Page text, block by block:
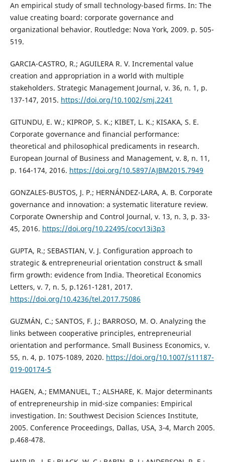
An empirical study of small technology-based firms. In: The
value creating board: corporate governance and
organizational behavior. Routledge: Nova York, 2009. p. 505-
519.
GARCIA-CASTRO, R.; AGUILERA R. V. Incremental value
creation and appropriation in a world with multiple
stakeholders. Strategic Management Journal, v. 36, n. 1, p.
137-147, 2015. https://doi.org/10.1002/smj.2241
GITUNDU, E. W.; KIPROP, S. K.; KIBET, L. K.; KISAKA, S. E.
Corporate governance and financial performance:
theoretical and philosophical predicaments in research.
European Journal of Business and Management, v. 8, n. 11,
p. 164-174, 2016. https://doi.org/10.5897/AJBM2015.7949
GONZALES-BUSTOS, J. P.; HERNÁNDEZ-LARA, A. B. Corporate
governance and innovation: a systematic literature review.
Corporate Ownership and Control Journal, v. 13, n. 3, p. 33-
45, 2016. https://doi.org/10.22495/cocv13i3p3
GUPTA, R.; SEBASTIAN, V. J. Configuration approach to
strategic & entrepreneurial orientation construct & small
firm growth: evidence from India. Theoretical Economics
Letters, v. 7, n. 5, p.1261-1281, 2017.
https://doi.org/10.4236/tel.2017.75086
GUZMÁN, C.; SANTOS, F. J.; BARROSO, M. O. Analyzing the
links between cooperative principles, entrepreneurial
orientation and performance. Small Business Economics, v.
55, n. 4, p. 1075-1089, 2020. https://doi.org/10.1007/s11187-
019-00174-5
HAGEN, A.; EMMANUEL, T.; ALSHARE, K. Major determinants
of entrepreneurship in mid-size companies: Empirical
investigation. In: Southwest Decision Sciences Institute,
2005. Conference Proceedings, Dallas, USA, 3-4, March 2005.
p.468-478.